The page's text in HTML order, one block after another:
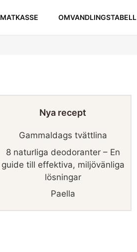
MATKASSE OMVANDLINGSTABELL
Nya recept
Gammaldags tvättlina
8 naturliga deodoranter – En
guide till effektiva, miljövänliga
lösningar
Paella